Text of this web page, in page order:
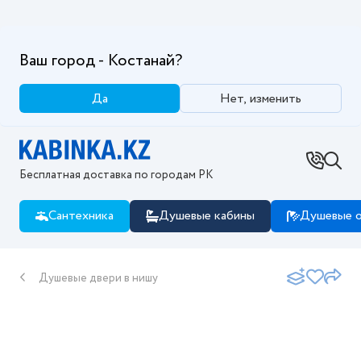
Ваш город - Костанай?
Да Нет, изменить
Бесплатная доставка по городам РК
Сантехника Душевые кабины Душевые
Душевые двери в нишу